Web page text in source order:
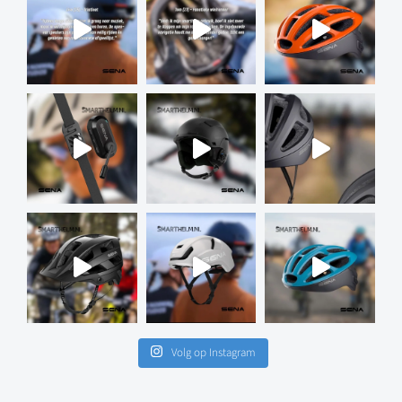
Volg op Instagram